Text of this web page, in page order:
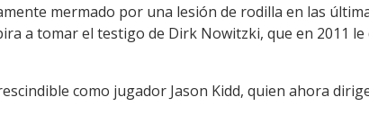
mermado por una lesión de rodilla en las
a tomar el testigo de Dirk Nowitzki, que en 2011
como jugador Jason Kidd, quien ahora